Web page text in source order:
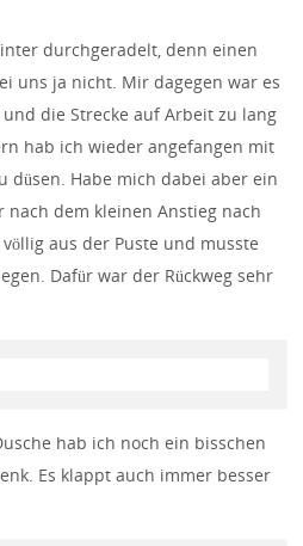
durchgeradelt, denn einen
uns ja nicht. Mir dagegen war es
die Strecke auf Arbeit zu lang
hab ich wieder angefangen mit
düsen. Habe mich dabei aber ein
nach dem kleinen Anstieg nach
aus der Puste und musste
Dafür war der Rückweg sehr
hab ich noch ein bisschen
Es klappt auch immer besser